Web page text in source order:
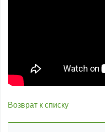
Возврат к списку